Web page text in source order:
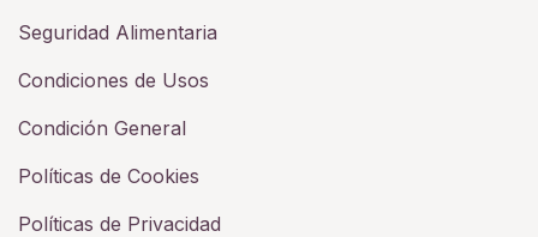
Seguridad Alimentaria
Condiciones de Usos
Condición General
Políticas de Cookies
Políticas de Privacidad